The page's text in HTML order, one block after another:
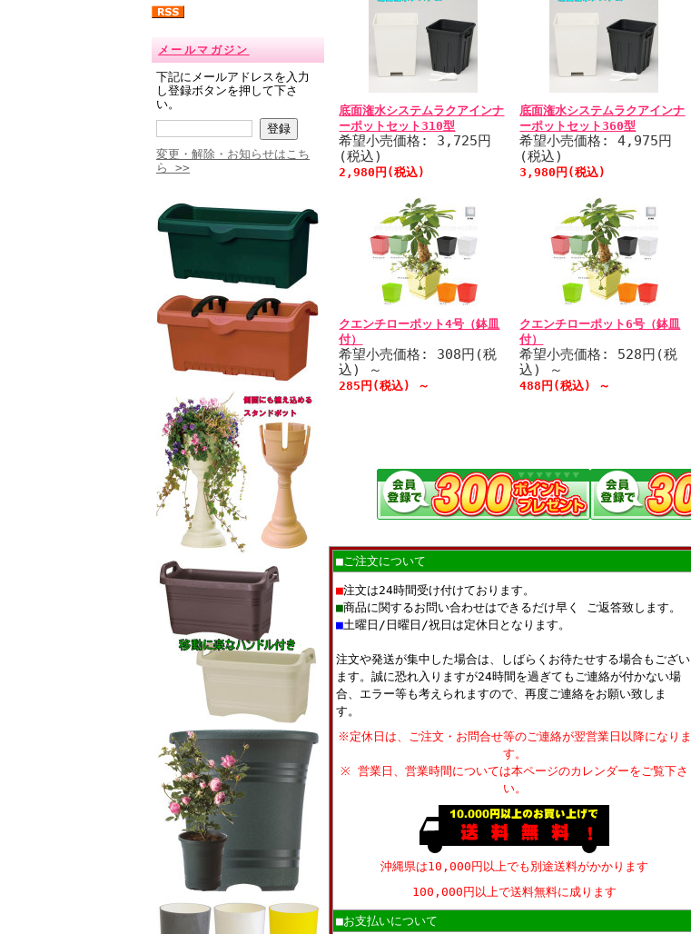
メールマガジン
下記にメールアドレスを入力
し登録ボタンを押して下さ
い。
変更・解除・お知らせはこち
ら >>
底面潅水システムラクアインナ
ーポットセット310型
希望小売価格: 3,725円
(税込)
2,980円(税込)
底面潅水システムラクアインナ
ーポットセット360型
希望小売価格: 4,975円
(税込)
3,980円(税込)
クエンチローポット4号（鉢皿
付）
希望小売価格: 308円(税
込)
～
285円(税込) ～
クエンチローポット6号（鉢皿
付）
希望小売価格: 528円(税
込)
～
488円(税込) ～
■ご注文について
■注文は24時間受け付けております。
■商品に関するお問い合わせはできるだけ早く ご返答致します。
■土曜日/日曜日/祝日は定休日となります。
注文や発送が集中した場合は、しばらくお待たせする場合もござい
ます。誠に恐れ入りますが24時間を過ぎてもご連絡が付かない場
合、エラー等も考えられますので、再度ご連絡をお願い致しま
す。
※定休日は、ご注文・お問合せ等のご連絡が翌営業日以降になりま
す。
※ 営業日、営業時間については本ページのカレンダーをご覧下さ
い。
沖縄県は10,000円以上でも別途送料がかかります
100,000円以上で送料無料に成ります
■お支払いについて